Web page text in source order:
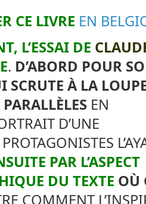
CE LIVRE EN
L’ESSAI DE
. D’ABORD POUR
SCRUTE À LA
EN
D’UNE
PAR L’ASPECT
DU TEXTE OÙ
COMMENT